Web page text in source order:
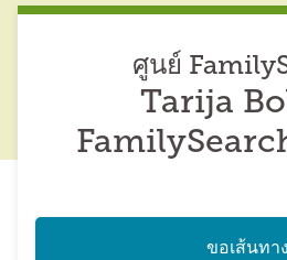
ศูนย์
Tarija
ขอเส้นทาง